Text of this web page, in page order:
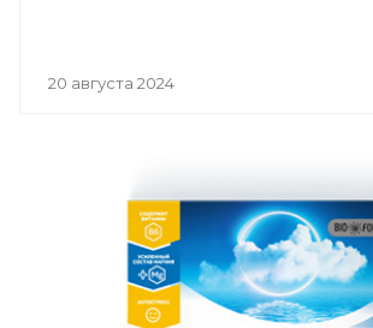
20 августа 2024